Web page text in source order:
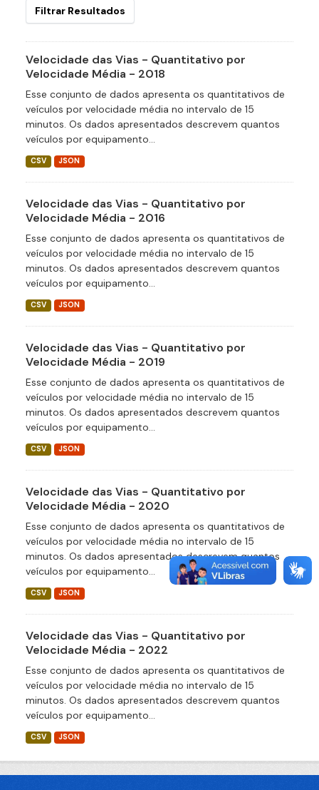
Filtrar Resultados
Velocidade das Vias - Quantitativo por
Velocidade Média - 2018
Esse conjunto de dados apresenta os quantitativos de
veículos por velocidade média no intervalo de 15
minutos. Os dados apresentados descrevem quantos
veículos por equipamento...
CSV JSON
Velocidade das Vias - Quantitativo por
Velocidade Média - 2016
Esse conjunto de dados apresenta os quantitativos de
veículos por velocidade média no intervalo de 15
minutos. Os dados apresentados descrevem quantos
veículos por equipamento...
CSV JSON
Velocidade das Vias - Quantitativo por
Velocidade Média - 2019
Esse conjunto de dados apresenta os quantitativos de
veículos por velocidade média no intervalo de 15
minutos. Os dados apresentados descrevem quantos
veículos por equipamento...
CSV JSON
Velocidade das Vias - Quantitativo por
Velocidade Média - 2020
Esse conjunto de dados apresenta os quantitativos de
veículos por velocidade média no intervalo de 15
minutos. Os dados apresentados descrevem quantos
veículos por equipamento...
CSV JSON
Velocidade das Vias - Quantitativo por
Velocidade Média - 2022
Esse conjunto de dados apresenta os quantitativos de
veículos por velocidade média no intervalo de 15
minutos. Os dados apresentados descrevem quantos
veículos por equipamento...
CSV JSON